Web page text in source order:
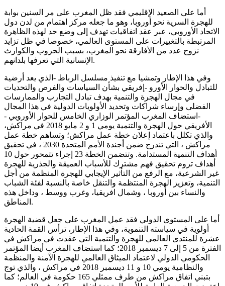
أما على الصعيد الإقليمي فقد ظل المغرب على مر السنين بوابة
للهجرة السرية نحو أوروبا، وهو ما جعله مركز اهتمام من لدن دول
الاتحاد الأوروبي، عبر عقد اتفاقيات تهدف إلى وضع حد لهذه الظاهرة
المرتبطة بالتغييرات على المستوى العالمي، خصوصا في ظل تزايد
نزوح عدد من الأفارقة نحو المغرب، بسبب الحروب والكوارث
الإنسانية التي تعرفها بلدانهم.
وفي هذا الإطار وتمشيا مع تنفيذ مسلسل الرباط -الذي يعد أرضية
للتبادل والحوار الأورو -إفريقي بشأن السياسات والفرص والتحديات
في مجال الهجرة والتنمية بهدف تبادل التجارب والممارسات
الفضلى وإرساء شراكات وتحديد الأولويات الدولية في هذا المجال
-استضاف المغرب المؤتمر الوزاري الخامس للحوار الأوروبي -
الأفريقي حول الهجرة والتنمية يومي 1 و 2 مايو 2018 في مراكش،
والذي تكلل باعتماد إعلان خطة عمل مراكش؛ وتساهم خطة عمل
مراكش ، التي تندرج ضمن أجندة الأمم المتحدة 2030 ، في تحقيق
أهداف التنمية المستدامة. وتتضمن الخطة 23 إجراء تتمحور حول 10
أهداف تروم تحقيق فهم مشترك للأسباب العميقة والجذرية للهجرة
غير الشرعية، مع الرفع من التأثير الإيجابي للهجرة المنظمة من أجل
التنمية، وتعزيز الهجرة المنتظمة والتنقل خاصة بالنسبة لفئة الشباب
والنساء بين أوروبا ، وشمال افريقيا، وغرب ووسط ، وداخل هذه
المناطق.
أما على المستوى الدولي فقد عمل المغرب على جعل قضية الهجرة
أولوية في سياسته التنموية، وفي هذا الإطار، ترأس القمة الحادية
عشرة للمنتدى العالمي للهجرة والتنمية التي عقدت في مراكش في
الفترة من 5 إلى 7 ديسمبر 2018؛ كما استضاف المغرب أيضا المؤتمر
الحكومي الدولي لاعتماد الميثاق العالمي للهجرة الآمنة والمنظمة
والنظامية يومي 10 و 11 ديسمبر 2018 في مراكش ، والذي توج
بتبني اتفاق مراكش من طرف ممثلي 165 حكومة في العالم؛ كما